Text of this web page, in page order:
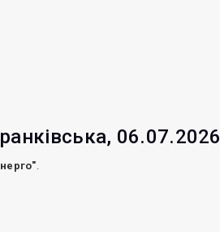
06.07.2026
.